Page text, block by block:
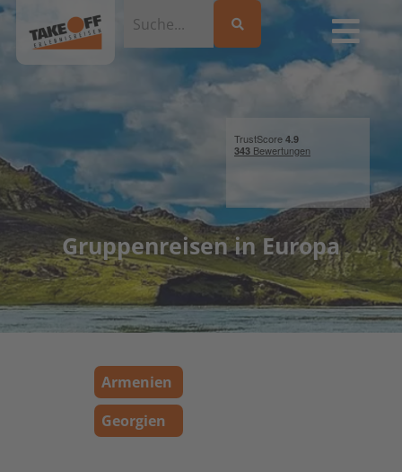
Gruppenreisen in Europa
Armenien
Georgien